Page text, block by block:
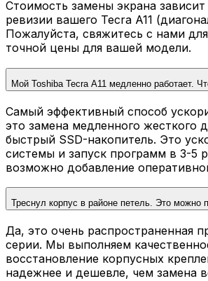
Стоимость замены экрана
ревизии вашего Tecra A11
Пожалуйста, свяжитесь с нами
точной цены для вашей модели.
Мой Toshiba Tecra A11 медленно работает.
Самый эффективный способ
это замена медленного жесткого
быстрый SSD-накопитель. Это
системы и запуск программ в 3-5
возможно добавление
Треснул корпус в районе петель. Это можно
Да, это очень распространенная
серии. Мы выполняем
восстановление корпусных
надежнее и дешевле, чем замена